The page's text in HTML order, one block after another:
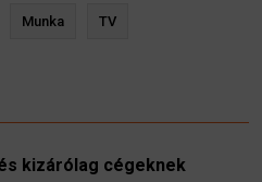
Munka TV
kizárólag cégeknek